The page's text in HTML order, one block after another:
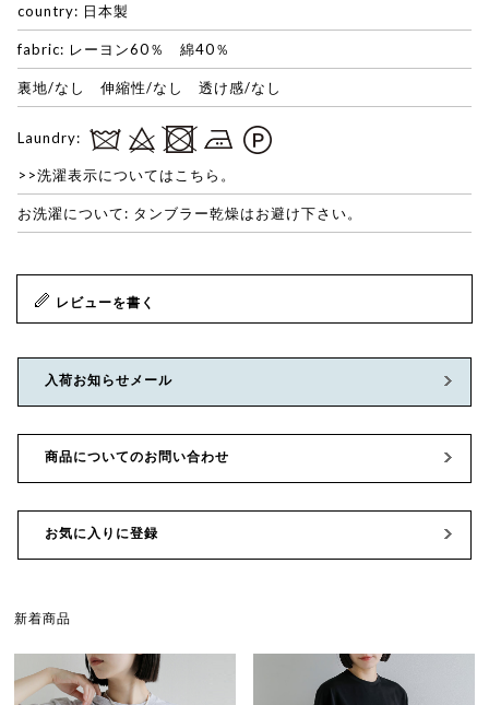
country: 日本製
fabric: レーヨン60％ 綿40％
裏地/なし 伸縮性/なし 透け感/なし
Laundry:
>>洗濯表示についてはこちら。
お洗濯について: タンブラー乾燥はお避け下さい。
レビューを書く
入荷お知らせメール
商品についてのお問い合わせ
お気に入りに登録
新着商品